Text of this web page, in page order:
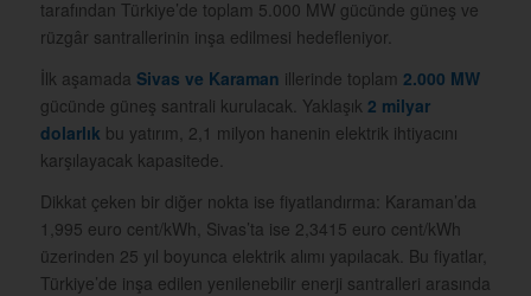
tarafından Türkiye’de toplam 5.000 MW gücünde güneş ve
rüzgâr santrallerinin inşa edilmesi hedefleniyor.
İlk aşamada Sivas ve Karaman illerinde toplam 2.000 MW
gücünde güneş santrali kurulacak. Yaklaşık 2 milyar
dolarlık bu yatırım, 2,1 milyon hanenin elektrik ihtiyacını
karşılayacak kapasitede.
Dikkat çeken bir diğer nokta ise fiyatlandırma: Karaman’da
1,995 euro cent/kWh, Sivas’ta ise 2,3415 euro cent/kWh
üzerinden 25 yıl boyunca elektrik alımı yapılacak. Bu fiyatlar,
Türkiye’de inşa edilen yenilenebilir enerji santralleri arasında